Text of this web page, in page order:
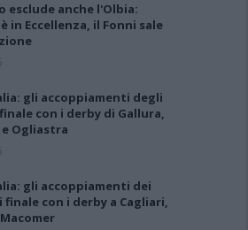
esclude anche l'Olbia:
in Eccellenza, il Fonni sale
gli accoppiamenti degli
con i derby di Gallura,
Ogliastra
gli accoppiamenti dei
finale con i derby a Cagliari,